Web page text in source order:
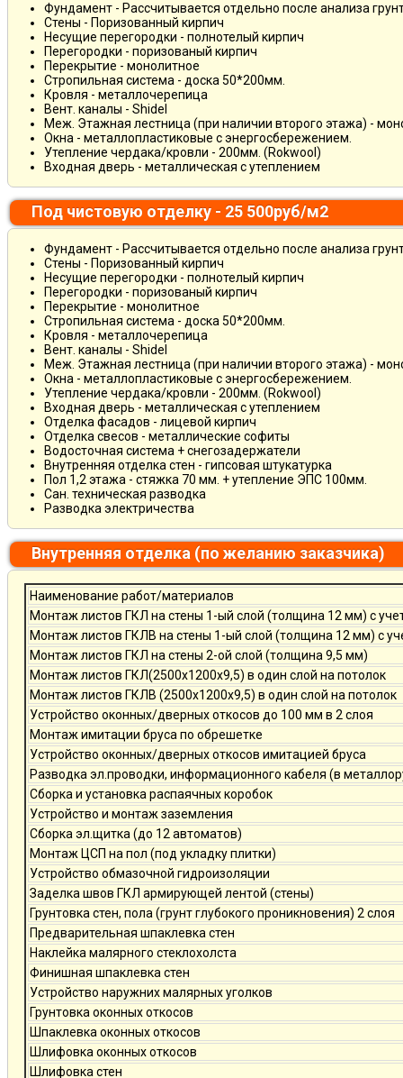
Фундамент - Рассчитывается отдельно после анализа
Стены - Поризованный кирпич
Несущие перегородки - полнотелый кирпич
Перегородки - поризованый кирпич
Перекрытие - монолитное
Стропильная система - доска 50*200мм.
Кровля - металлочерепица
Вент. каналы - Shidel
Меж. Этажная лестница (при наличии второго этажа) -
Окна - металлопластиковые с энергосбережением.
Утепление чердака/кровли - 200мм. (Rokwool)
Входная дверь - металлическая с утеплением
Под чистовую отделку - 25 500руб/м2
Фундамент - Рассчитывается отдельно после анализа
Стены - Поризованный кирпич
Несущие перегородки - полнотелый кирпич
Перегородки - поризованый кирпич
Перекрытие - монолитное
Стропильная система - доска 50*200мм.
Кровля - металлочерепица
Вент. каналы - Shidel
Меж. Этажная лестница (при наличии второго этажа) -
Окна - металлопластиковые с энергосбережением.
Утепление чердака/кровли - 200мм. (Rokwool)
Входная дверь - металлическая с утеплением
Отделка фасадов - лицевой кирпич
Отделка свесов - металлические софиты
Водосточная система + снегозадержатели
Внутренняя отделка стен - гипсовая штукатурка
Пол 1,2 этажа - стяжка 70 мм. + утепление ЭПС 100мм.
Сан. техническая разводка
Разводка электричества
Внутренняя отделка (по желанию заказчика)
Наименование работ/материалов
Монтаж листов ГКЛ на стены 1-ый слой (толщина 12 мм) с
Монтаж листов ГКЛВ на стены 1-ый слой (толщина 12 мм) с
Монтаж листов ГКЛ на стены 2-ой слой (толщина 9,5 мм)
Монтаж листов ГКЛ(2500х1200х9,5) в один слой на потолок
Монтаж листов ГКЛВ (2500х1200х9,5) в один слой на потолок
Устройство оконных/дверных откосов до 100 мм в 2 слоя
Монтаж имитации бруса по обрешетке
Устройство оконных/дверных откосов имитацией бруса
Разводка эл.проводки, информационного кабеля (в
Сборка и установка распаячных коробок
Устройство и монтаж заземления
Сборка эл.щитка (до 12 автоматов)
Монтаж ЦСП на пол (под укладку плитки)
Устройство обмазочной гидроизоляции
Заделка швов ГКЛ армирующей лентой (стены)
Грунтовка стен, пола (грунт глубокого проникновения) 2 слоя
Предварительная шпаклевка стен
Наклейка малярного стеклохолста
Финишная шпаклевка стен
Устройство наружних малярных уголков
Грунтовка оконных откосов
Шпаклевка оконных откосов
Шлифовка оконных откосов
Шлифовка стен